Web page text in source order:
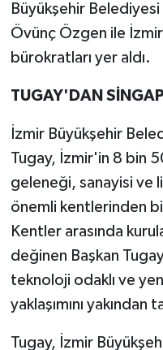
Büyükşehir Belediyesi
Övünç Özgen ile
bürokratları yer aldı.
TUGAY'DAN
İzmir Büyükşehir
Tugay, İzmir'in 8 bin
geleneği, sanayisi ve
önemli kentlerinden
Kentler arasında
değinen Başkan
teknoloji odaklı ve
yaklaşımını
Tugay, İzmir